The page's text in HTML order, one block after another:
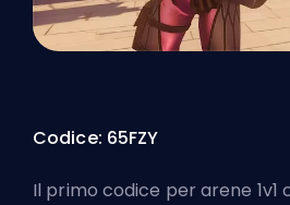
Codice: 65FZY
Il primo codice per arene 1v1